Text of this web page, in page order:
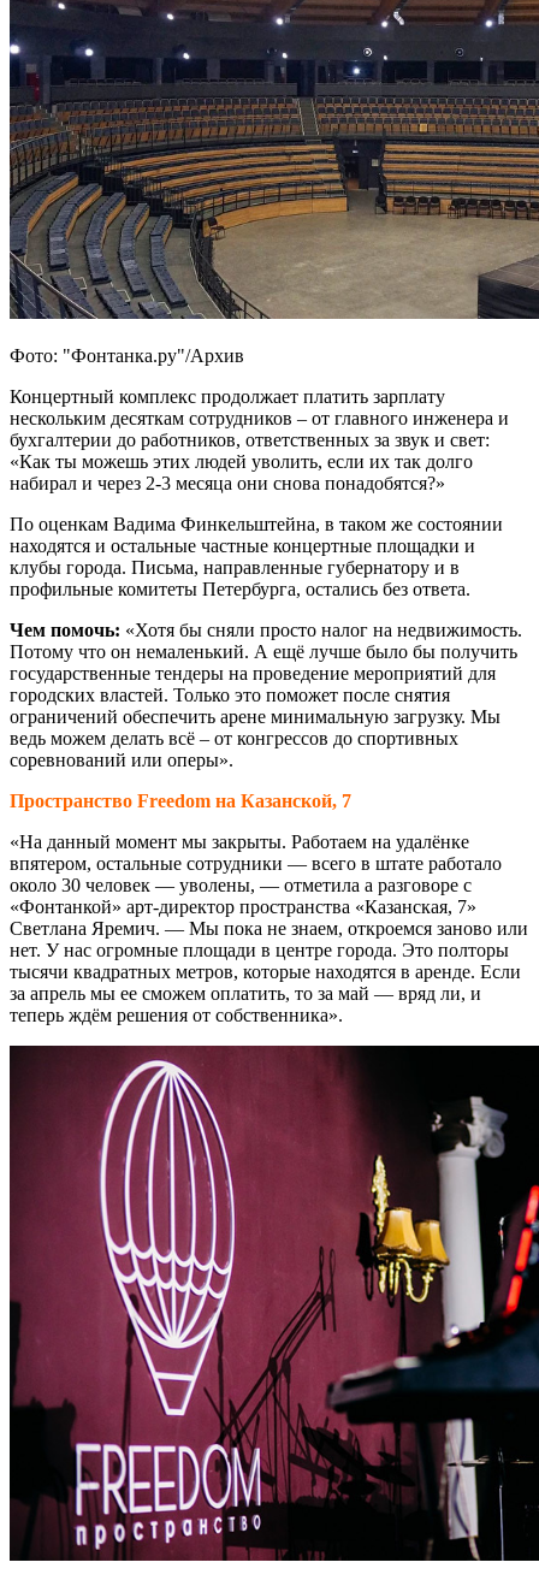
Фото: "Фонтанка.ру"/Архив
Концертный комплекс продолжает платить зарплату
нескольким десяткам сотрудников – от главного инженера и
бухгалтерии до работников, ответственных за звук и свет:
«Как ты можешь этих людей уволить, если их так долго
набирал и через 2-3 месяца они снова понадобятся?»
По оценкам Вадима Финкельштейна, в таком же состоянии
находятся и остальные частные концертные площадки и
клубы города. Письма, направленные губернатору и в
профильные комитеты Петербурга, остались без ответа.
Чем помочь: «Хотя бы сняли просто налог на недвижимость.
Потому что он немаленький. А ещё лучше было бы получить
государственные тендеры на проведение мероприятий для
городских властей. Только это поможет после снятия
ограничений обеспечить арене минимальную загрузку. Мы
ведь можем делать всё – от конгрессов до спортивных
соревнований или оперы».
Пространство Freedom на Казанской, 7
«На данный момент мы закрыты. Работаем на удалёнке
впятером, остальные сотрудники — всего в штате работало
около 30 человек — уволены, — отметила а разговоре с
«Фонтанкой» арт-директор пространства «Казанская, 7»
Светлана Яремич. — Мы пока не знаем, откроемся заново или
нет. У нас огромные площади в центре города. Это полторы
тысячи квадратных метров, которые находятся в аренде. Если
за апрель мы ее сможем оплатить, то за май — вряд ли, и
теперь ждём решения от собственника».